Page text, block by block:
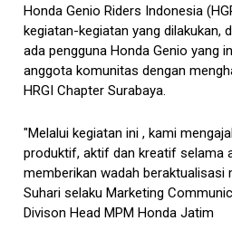
Honda Genio Riders Indonesia
kegiatan-kegiatan yang dilakukan,
ada pengguna Honda Genio yang
anggota komunitas dengan
HRGI Chapter Surabaya.
"Melalui kegiatan ini , kami
produktif, aktif dan kreatif selama
memberikan wadah beraktualisasi
Suhari selaku Marketing
Divison Head MPM Honda Jatim